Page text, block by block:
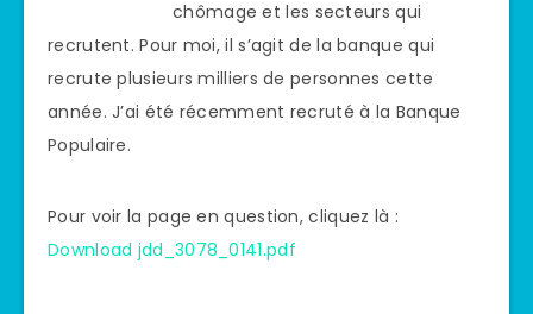
chômage et les secteurs qui
recrutent. Pour moi, il s’agit de la banque qui
recrute plusieurs milliers de personnes cette
année. J’ai été récemment recruté à la Banque
Populaire.
Pour voir la page en question, cliquez là :
Download jdd_3078_0141.pdf